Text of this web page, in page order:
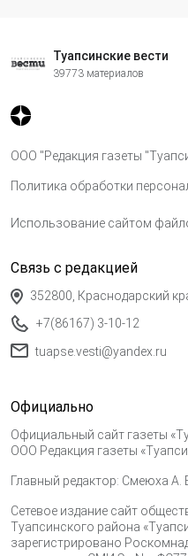
Туапсинские вести
39773 материалов
ООО "Редакция газеты
Политика обработки
Использование сайтом
Связь с редакцией
352800, Краснодарский
+7(86167) 3-10-12
tuapse.vesti@yandex.ru
Официально
Официальный сайт газеты
ООО Редакция газеты
Главный редактор: Смеюха А.
Сетевое издание сайт
Туапсинского района
зарегистрировано